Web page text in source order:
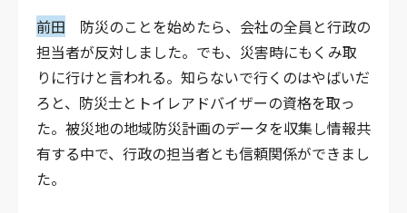
前田 防災のことを始めたら、会社の全員と行政の
担当者が反対しました。でも、災害時にもくみ取
りに行けと言われる。知らないで行くのはやばいだ
ろと、防災士とトイレアドバイザーの資格を取っ
た。被災地の地域防災計画のデータを収集し情報共
有する中で、行政の担当者とも信頼関係ができまし
た。